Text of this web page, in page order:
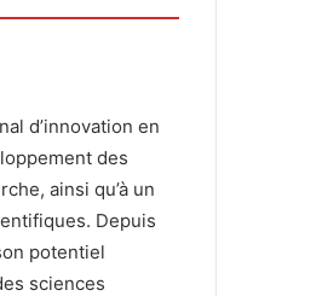
d’innovation en
des
ainsi qu’à un
Depuis
potentiel
sciences